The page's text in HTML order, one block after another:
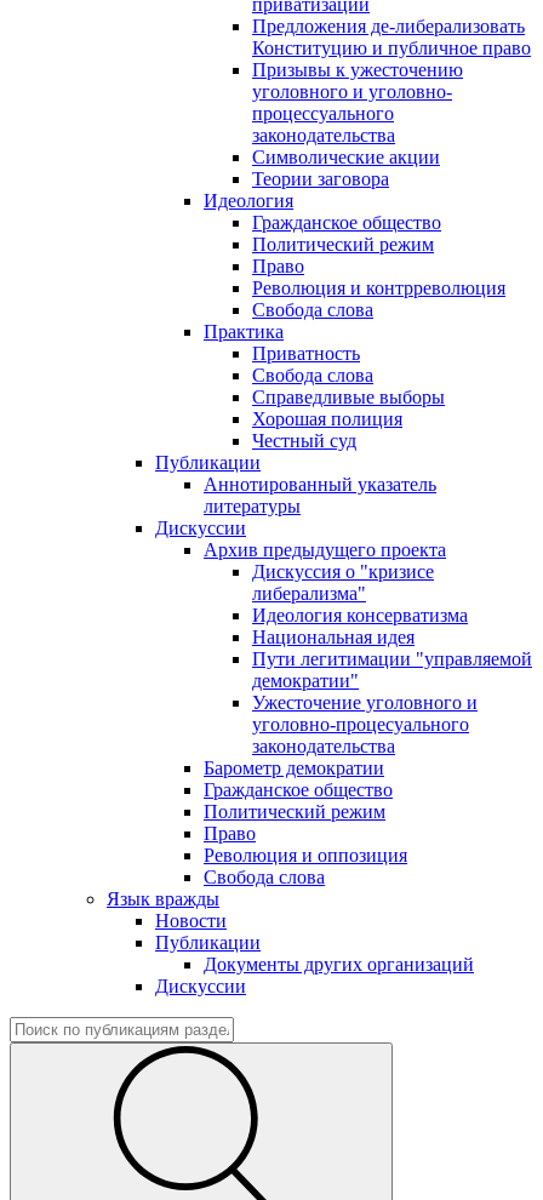
приватизации
Предложения де-либерализовать
Конституцию и публичное право
Призывы к ужесточению
уголовного и уголовно-
процессуального
законодательства
Символические акции
Теории заговора
Идеология
Гражданское общество
Политический режим
Право
Революция и контрреволюция
Свобода слова
Практика
Приватность
Свобода слова
Справедливые выборы
Хорошая полиция
Честный суд
Публикации
Аннотированный указатель
литературы
Дискуссии
Архив предыдущего проекта
Дискуссия о "кризисе
либерализма"
Идеология консерватизма
Национальная идея
Пути легитимации "управляемой
демократии"
Ужесточение уголовного и
уголовно-процесуального
законодательства
Барометр демократии
Гражданское общество
Политический режим
Право
Революция и оппозиция
Свобода слова
Язык вражды
Новости
Публикации
Документы других организаций
Дискуссии